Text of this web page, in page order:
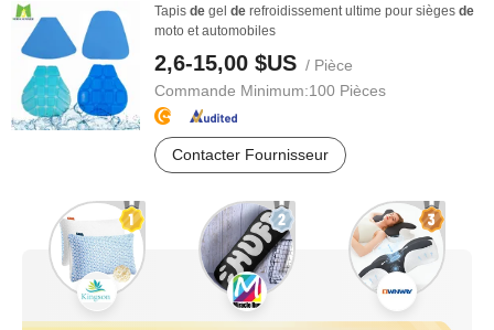
Tapis de gel de refroidissement ultime pour sièges de
moto et automobiles
2,6-15,00 $US / Pièce
Commande Minimum:100 Pièces
Contacter Fournisseur